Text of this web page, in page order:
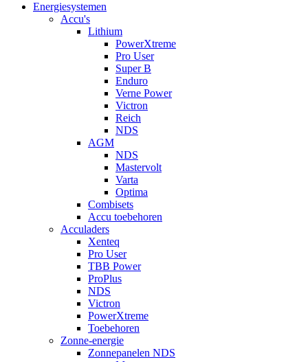
Energiesystemen
Accu's
Lithium
PowerXtreme
Pro User
Super B
Enduro
Verne Power
Victron
Reich
NDS
AGM
NDS
Mastervolt
Varta
Optima
Combisets
Accu toebehoren
Acculaders
Xenteq
Pro User
TBB Power
ProPlus
NDS
Victron
PowerXtreme
Toebehoren
Zonne-energie
Zonnepanelen NDS